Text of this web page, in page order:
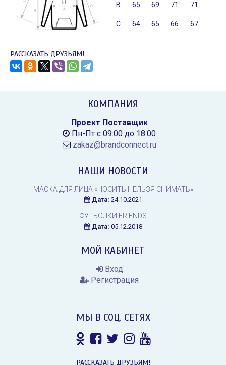
Дата:05.12.2018
Новый год — то волшебное
время, когда особенно хочется
ЧИТАТЬ ДАЛЕЕ →
В 65 69 71 71
С 64 65 66 67
РАССКАЗАТЬ ДРУЗЬЯМ!
КОМПАНИЯ
Проект Поставщик
Пн-Пт с 09:00 до 18:00
zakaz@brandconnect.ru
НАШИ НОВОСТИ
МАСКА ДЛЯ ЛИЦА «НОСИТЬ НЕЛЬЗЯ СНИМАТЬ»
Дата: 24.10.2021
ФУТБОЛКИ FRIENDS
Дата: 05.12.2018
МОЙ КАБИНЕТ
Вход
Регистрация
МЫ В СОЦ. СЕТЯХ
РАССКАЗАТЬ ДРУЗЬЯМ!